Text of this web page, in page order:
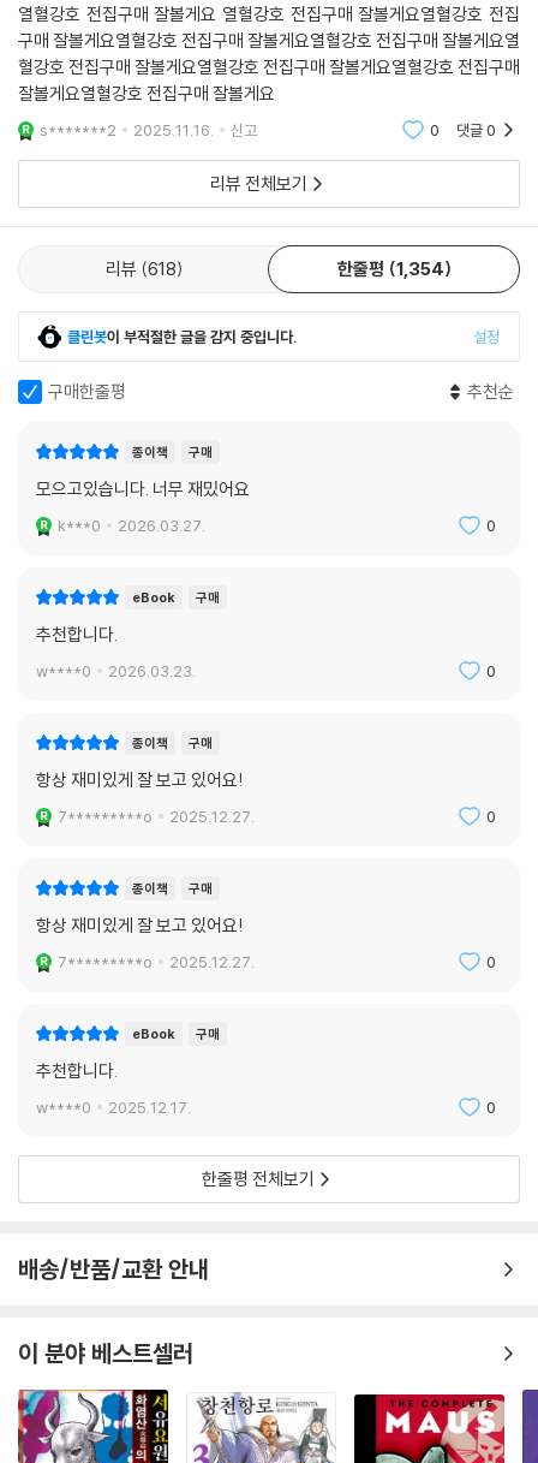
열혈강호 전집구매 잘볼게요 열혈강호 전집구매 잘볼게요열혈강호 전집
구매 잘볼게요열혈강호 전집구매 잘볼게요열혈강호 전집구매 잘볼게요열
혈강호 전집구매 잘볼게요열혈강호 전집구매 잘볼게요열혈강호 전집구매
잘볼게요열혈강호 전집구매 잘볼게요
s*******2 2025.11.16. 신고 0 댓글0
리뷰 전체보기
리뷰 618 한줄평 1,354
클린봇이 부적절한 글을 감지 중입니다. 설정
구매한줄평 추천순
종이책 구매
모으고있습니다. 너무 재밌어요
k***0 2026.03.27. 0
eBook 구매
추천합니다.
w****0 2026.03.23. 0
종이책 구매
항상 재미있게 잘 보고 있어요!
7*********o 2025.12.27. 0
종이책 구매
항상 재미있게 잘 보고 있어요!
7*********o 2025.12.27. 0
eBook 구매
추천합니다.
w****0 2025.12.17. 0
한줄평 전체보기
배송/반품/교환 안내
이 분야 베스트셀러